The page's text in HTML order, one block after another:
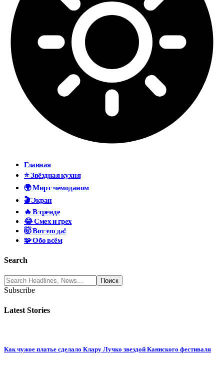
Главная
⭐ Звёздная кухня
🌍 Мир с чемоданом
🎬 Экран
🔥 В тренде
😂 Смех и грех
🤯 Вот это да!
🧩 Обо всём
Search
Subscribe
Latest Stories
Как чужое платье сделало Клару Лучко звездой Каннского фестиваля